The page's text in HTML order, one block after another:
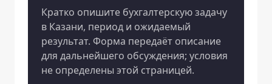
Кратко опишите бухгалтерскую задачу
в Казани, период и ожидаемый
результат. Форма передаёт описание
для дальнейшего обсуждения; условия
не определены этой страницей.